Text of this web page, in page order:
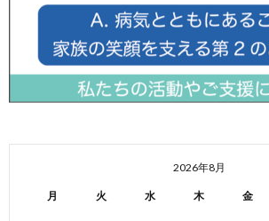
2026年8月
月 火 水 木 金